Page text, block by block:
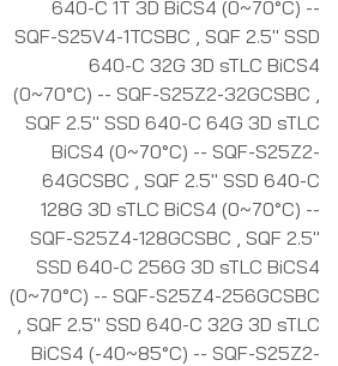
640-C 1T 3D BiCS4 (0~70°C) --
SQF-S25V4-1TCSBC
SQF 2.5" SSD
640-C 32G 3D sTLC BiCS4
(0~70°C) -- SQF-S25Z2-32GCSBC
SQF 2.5" SSD 640-C 64G 3D sTLC
BiCS4 (0~70°C) -- SQF-S25Z2-
64GCSBC
SQF 2.5" SSD 640-C
128G 3D sTLC BiCS4 (0~70°C) --
SQF-S25Z4-128GCSBC
SQF 2.5"
SSD 640-C 256G 3D sTLC BiCS4
(0~70°C) -- SQF-S25Z4-256GCSBC
SQF 2.5" SSD 640-C 32G 3D sTLC
BiCS4 (-40~85°C) -- SQF-S25Z2-